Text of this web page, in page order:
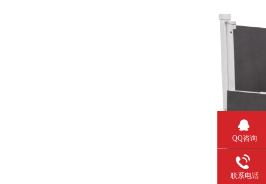
QQ咨询
联系电话